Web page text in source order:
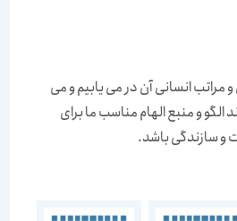
انسانی آن در می یابیم و می
و منبع الهام مناسب ما برای
سازندگی باشد.